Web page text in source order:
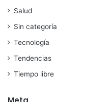
Salud
Sin categoría
Tecnología
Tendencias
Tiempo libre